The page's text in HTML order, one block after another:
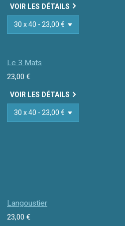
VOIR LES DÉTAILS
Le 3 Mats
23,00 €
VOIR LES DÉTAILS
Langoustier
23,00 €